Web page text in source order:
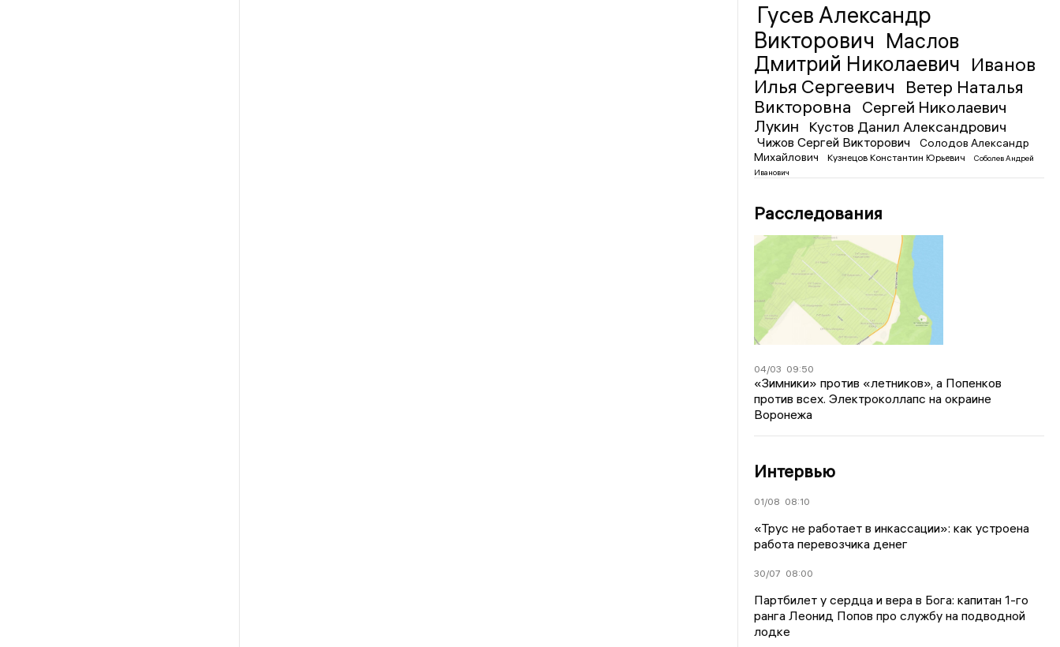
Гусев Александр
Викторович Маслов
Дмитрий Николаевич Иванов
Илья Сергеевич
Ветер Наталья
Викторовна
Сергей Николаевич
Лукин
Кустов Данил Александрович
Чижов Сергей Викторович
Солодов Александр
Михайлович
Кузнецов Константин Юрьевич
Соболев Андрей
Иванович
Расследования
04/03 09:50
«Зимники» против «летников», а Попенков
против всех. Электроколлапс на окраине
Воронежа
Интервью
01/08 08:10
«Трус не работает в инкассации»: как устроена
работа перевозчика денег
30/07 08:00
Партбилет у сердца и вера в Бога: капитан 1-го
ранга Леонид Попов про службу на подводной
лодке